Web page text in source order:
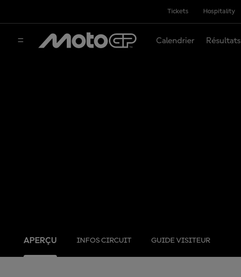
Tickets Hospitality
Calendrier Résultats
APERÇU INFOS CIRCUIT GUIDE VISITEUR